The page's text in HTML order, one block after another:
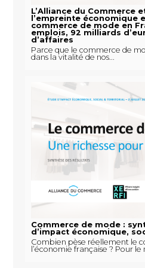
L’Alliance du Commerce
l’empreinte économique
commerce de mode en
emplois, 92 milliards
d’affaires
Parce que le commerce de
dans la vitalité de nos...
Commerce de mode :
d’impact économique,
Combien pèse réellement le
l’économie française ? Pour le